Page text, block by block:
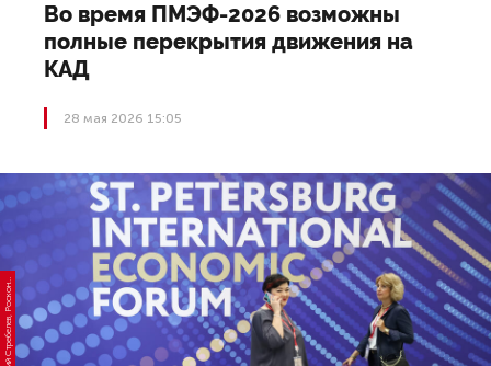
Во время ПМЭФ-2026 возможны
полные перекрытия движения на
КАД
28 мая 2026 15:05
Ф
р
с